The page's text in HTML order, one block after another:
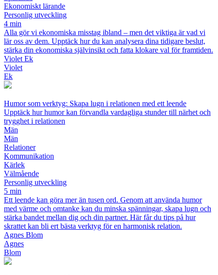
Ekonomiskt lärande
Personlig utveckling
4 min
Alla gör vi ekonomiska misstag ibland – men det viktiga är vad vi
lär oss av dem. Upptäck hur du kan analysera dina tidigare beslut,
stärka din ekonomiska självinsikt och fatta klokare val för framtiden.
Violet Ek
Violet
Ek
Humor som verktyg: Skapa lugn i relationen med ett leende
Upptäck hur humor kan förvandla vardagliga stunder till närhet och
trygghet i relationen
Män
Män
Relationer
Kommunikation
Kärlek
Välmående
Personlig utveckling
5 min
Ett leende kan göra mer än tusen ord. Genom att använda humor
med värme och omtanke kan du minska spänningar, skapa lugn och
stärka bandet mellan dig och din partner. Här får du tips på hur
skrattet kan bli ert bästa verktyg för en harmonisk relation.
Agnes Blom
Agnes
Blom